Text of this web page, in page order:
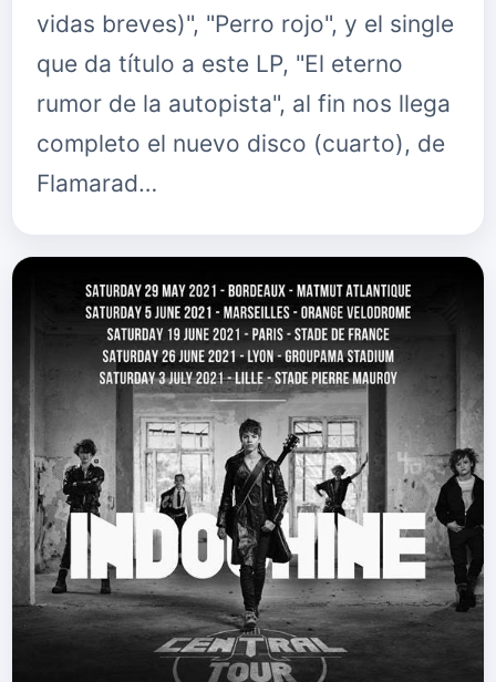
vidas breves)", "Perro rojo", y el single
que da título a este LP, "El eterno
rumor de la autopista", al fin nos llega
completo el nuevo disco (cuarto), de
Flamarad…